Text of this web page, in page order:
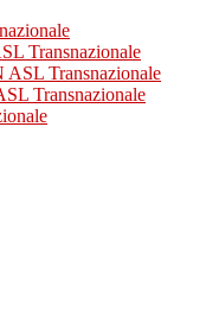
Transnazionale
ASL Transnazionale
Transnazionale